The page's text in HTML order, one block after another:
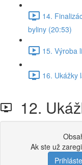
14.
byliny (20:53)
15. Výroba
16. Ukážky
12.
Ak ste už